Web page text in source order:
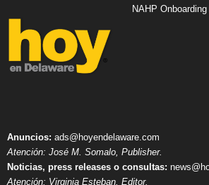
NAHP
Anuncios: ads@hoyendelaware.com
Atención: José M. Somalo, Publisher.
Noticias, press releases o consultas:
Atención: Virginia Esteban, Editor.